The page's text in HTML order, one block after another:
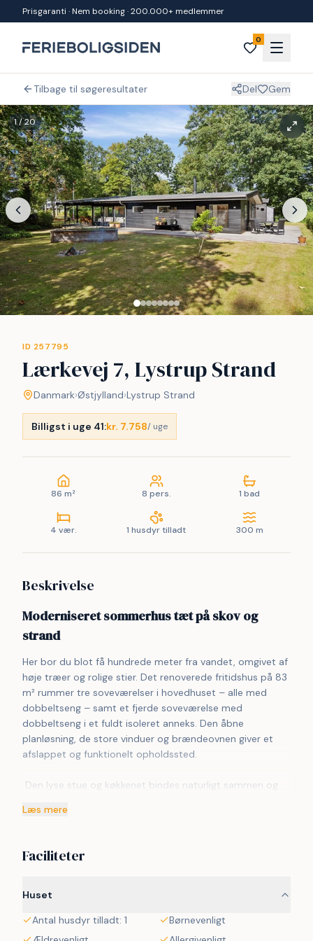
Spring til indhold
Prisgaranti · Nem booking · 200.000+ medlemmer
0
Tilbage til søgeresultater Del Gem
1/20
ID 257795
Lærkevej 7, Lystrup Strand
Danmark›Østjylland›Lystrup Strand
Billigst i uge 41:kr. 7.758/ uge
86 m² 8 pers. 1 bad
4 vær. 1 husdyr tilladt 300 m
Beskrivelse
Moderniseret sommerhus tæt på skov og
strand
Her bor du blot få hundrede meter fra vandet, omgivet af
høje træer og rolige stier. Det renoverede fritidshus på 83
m² rummer tre soveværelser i hovedhuset – alle med
dobbeltseng – samt et fjerde soveværelse med
dobbeltseng i et fuldt isoleret anneks. Den åbne
planløsning, de store vinduer og brændeovnen giver et
afslappet og funktionelt opholdssted.
findes dagen igennem. Ét af værelserne har direkte
morgenkaffe, middag i skyggen eller aftener i det
til grill og samvær, mens haven tilbyder rum til leg, ro og
Læs mere
Faciliteter
Huset
Antal husdyr tilladt: 1
Børnevenligt